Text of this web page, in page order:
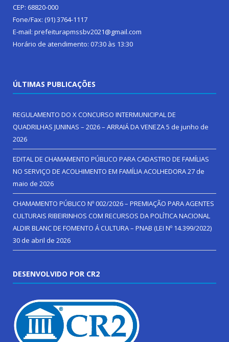
CEP: 68820-000
Fone/Fax: (91) 3764-1117
E-mail: prefeiturapmssbv2021@gmail.com
Horário de atendimento: 07:30 às 13:30
ÚLTIMAS PUBLICAÇÕES
REGULAMENTO DO X CONCURSO INTERMUNICIPAL DE
QUADRILHAS JUNINAS – 2026 – ARRAIÁ DA VENEZA5 de junho de
2026
EDITAL DE CHAMAMENTO PÚBLICO PARA CADASTRO DE FAMÍLIAS
NO SERVIÇO DE ACOLHIMENTO EM FAMÍLIA ACOLHEDORA27 de
maio de 2026
CHAMAMENTO PÚBLICO Nº 002/2026 – PREMIAÇÃO PARA AGENTES
CULTURAIS RIBEIRINHOS COM RECURSOS DA POLÍTICA NACIONAL
ALDIR BLANC DE FOMENTO Á CULTURA – PNAB (LEI Nº 14.399/2022)
30 de abril de 2026
DESENVOLVIDO POR CR2